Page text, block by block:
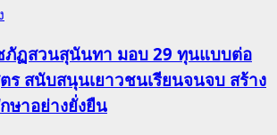
ภัฏสวนสุนันทา มอบ 29 ทุนแบบต่อ
ร สนับสนุนเยาวชนเรียนจนจบ สร้าง
ษาอย่างยั่งยืน